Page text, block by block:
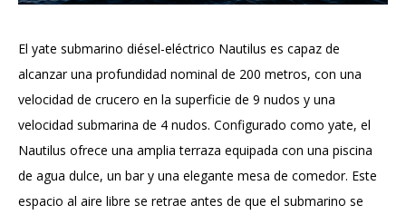
El yate submarino diésel-eléctrico Nautilus es capaz de
alcanzar una profundidad nominal de 200 metros, con una
velocidad de crucero en la superficie de 9 nudos y una
velocidad submarina de 4 nudos. Configurado como yate, el
Nautilus ofrece una amplia terraza equipada con una piscina
de agua dulce, un bar y una elegante mesa de comedor. Este
espacio al aire libre se retrae antes de que el submarino se